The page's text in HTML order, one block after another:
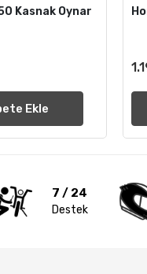
Kasnak Oynar
Ekle
7 / 24
Destek